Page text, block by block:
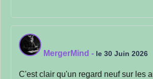
MergerMind - le 30 Juin 2026
C'est clair qu'un regard neuf sur les